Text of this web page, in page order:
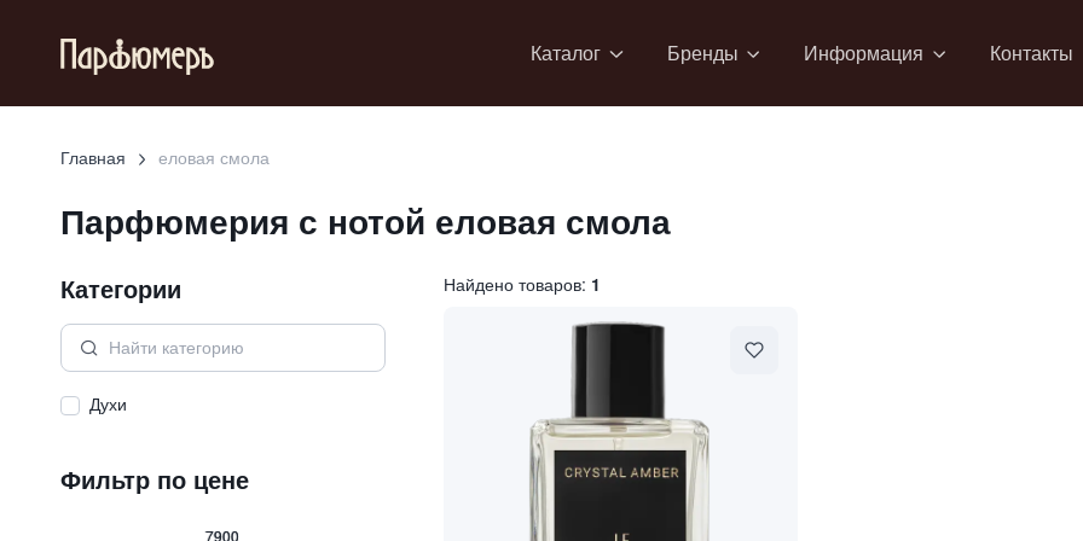
Каталог Бренды Информация Контакты
Главная еловая смола
Парфюмерия с нотой еловая смола
Найдено товаров: 1
Категории
Духи
Фильтр по цене
7900
7900